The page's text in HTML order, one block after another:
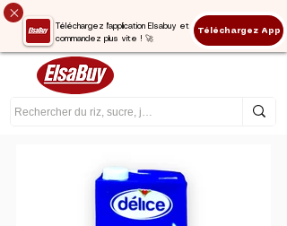
Téléchargez l'application Elsabuy et
commandez plus vite ! 🚀
Téléchargez App